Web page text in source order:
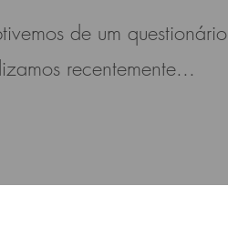
de um questionário
recentemente...